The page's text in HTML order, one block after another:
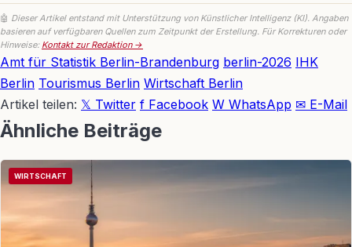
🤖 Dieser Artikel entstand mit Unterstützung von Künstlicher Intelligenz (KI). Angaben
basieren auf verfügbaren Quellen zum Zeitpunkt der Erstellung. Für Korrekturen oder
Hinweise: Kontakt zur Redaktion →
Amt für Statistik Berlin-Brandenburg berlin-2026 IHK
Berlin Tourismus Berlin Wirtschaft Berlin
Artikel teilen: 𝕏 Twitter f Facebook W WhatsApp ✉ E-Mail
Ähnliche Beiträge
WIRTSCHAFT